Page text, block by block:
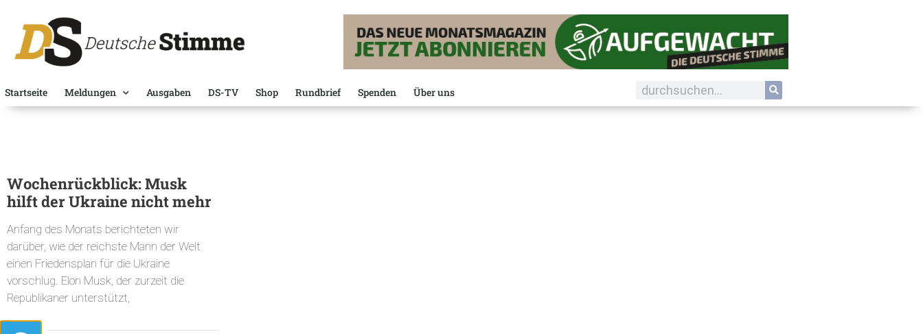
Startseite Meldungen Ausgaben DS-TV Shop Rundbrief Spenden Über uns
Wochenrückblick: Musk
hilft der Ukraine nicht mehr
Anfang des Monats berichteten wir
darüber, wie der reichste Mann der Welt
einen Friedensplan für die Ukraine
vorschlug. Elon Musk, der zurzeit die
Republikaner unterstützt,